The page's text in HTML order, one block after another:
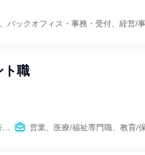
バックオフィス・事務・受付、経営/
ト職
営業、医療/福祉専門職、教育/保育専門職、小売販売/